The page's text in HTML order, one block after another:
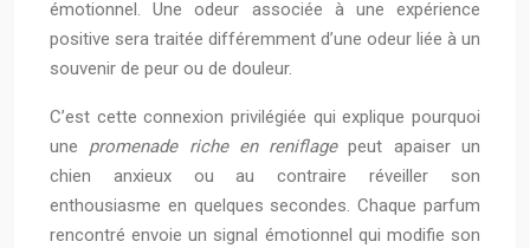
émotionnel. Une odeur associée à une expérience
positive sera traitée différemment d’une odeur liée à un
souvenir de peur ou de douleur.
C’est cette connexion privilégiée qui explique pourquoi
une promenade riche en reniflagepeut apaiser un
chien anxieux ou au contraire réveiller son
enthousiasme en quelques secondes. Chaque parfum
rencontré envoie un signal émotionnel qui modifie son